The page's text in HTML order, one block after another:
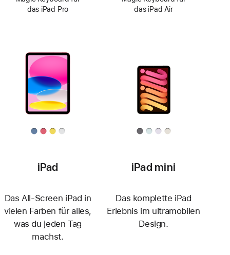
das iPad Pro
das iPad Air
iPad
Das All‑Screen iPad in
vielen Farben für alles,
was du jeden Tag
machst.
iPad mini
Das komplette iPad
Erlebnis im ultramobilen
Design.